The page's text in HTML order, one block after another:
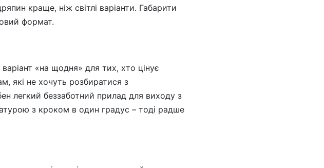
краще, ніж світлі варіанти. Габарити
формат.
«на щодня» для тих, хто цінує
які не хочуть розбиратися з
легкий беззаботний прилад для виходу з
з кроком в один градус – тоді радше